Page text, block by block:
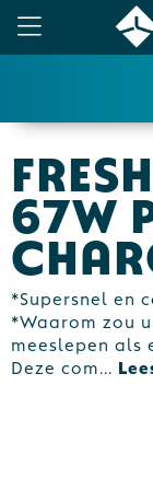
Werkkleding
T-Shirts
Sweaters
Vesten
Tassen
Anti-stress
Bidons en
Elektronica,
Huis, Tuin
Custom
Custom
Custom-
Custom-
Custom-
Custom-
Vlaggen
Beurs &
Drukwerk
67W
*Supersnel en
*Waarom zou
meeslepen als
Deze com